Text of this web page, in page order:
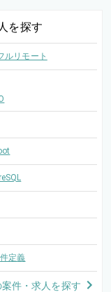
を探す
ルリモート
定義
件・求人を探す